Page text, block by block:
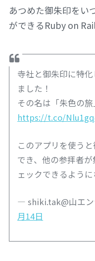
あつめた御朱印をい
ができるRuby on
寺社と御朱印に特
ました！
その名は「朱色の旅
https://t.co/
このアプリを使う
でき、他の参拝者
ェックできるように
— shiki.tak@山エ
月14日